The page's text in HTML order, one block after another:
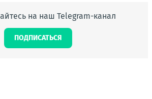
на наш Telegram-канал
ПОДПИСАТЬСЯ